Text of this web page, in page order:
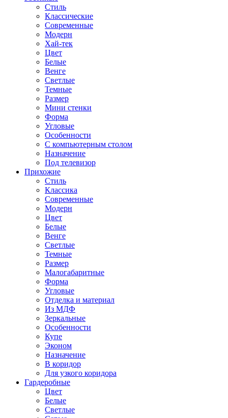
Стиль
Классические
Современные
Модерн
Хай-тек
Цвет
Белые
Венге
Светлые
Темные
Размер
Мини стенки
Форма
Угловые
Особенности
С компьютерным столом
Назначение
Под телевизор
Прихожие
Стиль
Классика
Современные
Модерн
Цвет
Белые
Венге
Светлые
Темные
Размер
Малогабаритные
Форма
Угловые
Отделка и материал
Из МДФ
Зеркальные
Особенности
Купе
Эконом
Назначение
В коридор
Для узкого коридора
Гардеробные
Цвет
Белые
Светлые